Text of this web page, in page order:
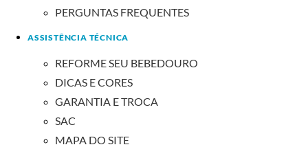
PERGUNTAS FREQUENTES
ASSISTÊNCIA TÉCNICA
REFORME SEU BEBEDOURO
DICAS E CORES
GARANTIA E TROCA
SAC
MAPA DO SITE